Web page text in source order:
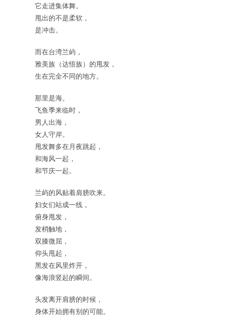
它走进集体舞。
甩出的不是柔软，
是冲击。
而在台湾兰屿，
雅美族（达悟族）的甩发，
生在完全不同的地方。
那里是海。
飞鱼季来临时，
男人出海，
女人守岸。
甩发舞多在月夜跳起，
和海风一起，
和节庆一起。
兰屿的风贴着肩膀吹来。
妇女们站成一线，
俯身甩发，
发梢触地，
双膝微屈，
仰头甩起，
黑发在风里炸开，
像海浪竖起的瞬间。
头发离开肩膀的时候，
身体开始拥有别的可能。